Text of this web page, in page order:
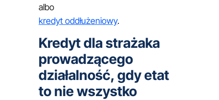
albo
kredyt oddłużeniowy.
Kredyt dla strażaka
prowadzącego
działalność, gdy etat
to nie wszystko